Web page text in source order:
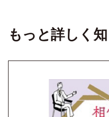
もっと詳しく